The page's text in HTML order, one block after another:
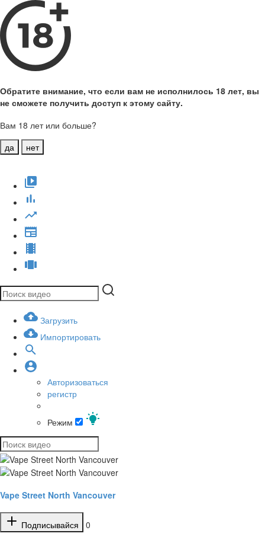
Обратите внимание, что если вам не исполнилось 18 лет, вы
не сможете получить доступ к этому сайту.
Вам 18 лет или больше?
да
нет
Загрузить
Импортировать
Авторизоваться
регистр
Режим
Vape Street North Vancouver
Подписывайся
0